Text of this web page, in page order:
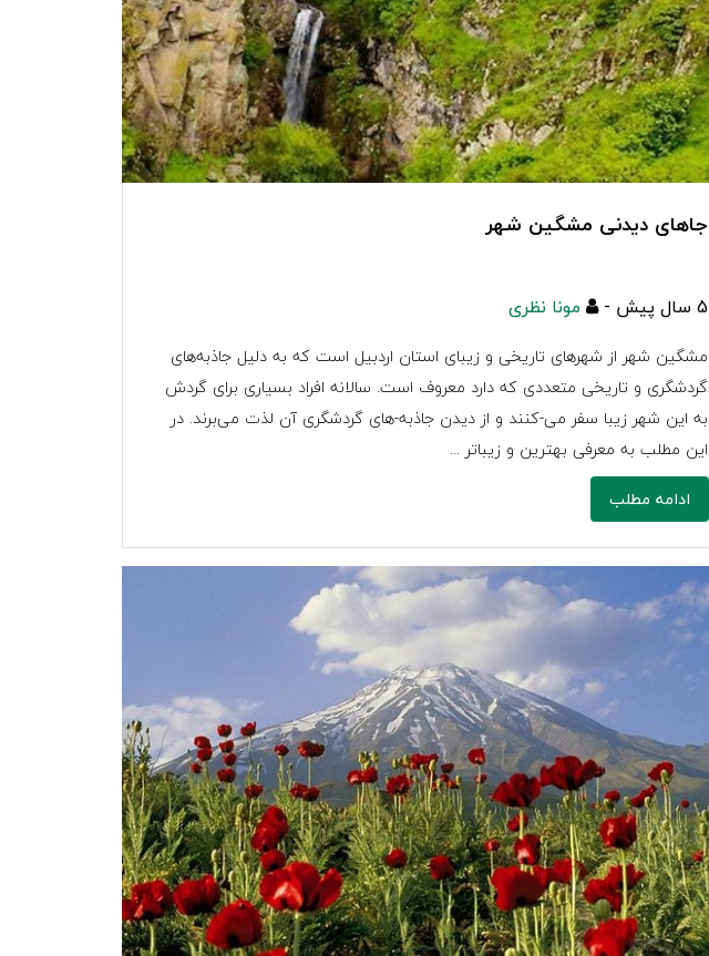
جاهای دیدنی مشگین شهر
5 سال پیش - مونا نظری
مشگین شهر از شهرهای تاریخی و زیبای استان اردبیل است که به دلیل جاذبه‌های
گردشگری و تاریخی متعددی که دارد معروف است. سالانه افراد بسیاری برای گردش
به این شهر زیبا سفر می-کنند و از دیدن جاذبه-های گردشگری آن لذت می‌برند. در
این مطلب به معرفی بهترین و زیباتر ...
ادامه مطلب